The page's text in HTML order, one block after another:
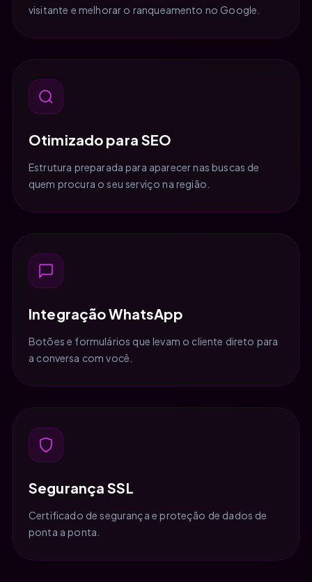
visitante e melhorar o ranqueamento no Google.
Otimizado para SEO
Estrutura preparada para aparecer nas buscas de
quem procura o seu serviço na região.
Integração WhatsApp
Botões e formulários que levam o cliente direto para
a conversa com você.
Segurança SSL
Certificado de segurança e proteção de dados de
ponta a ponta.